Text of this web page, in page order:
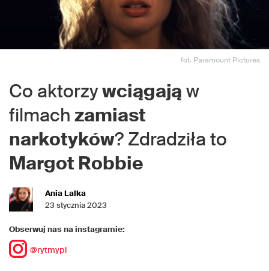
fot. Paramount Pictures
Co aktorzywciągają w
filmach zamiast
narkotyków? Zdradziła to
Margot Robbie
Ania Lalka
23 stycznia 2023
Obserwuj nas na instagramie:
@rytmypl